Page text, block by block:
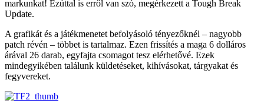
markunkat! Ezúttal is erről van szó, megérkezett a Tough Break
Update.
A grafikát és a játékmenetet befolyásoló tényezőknél – nagyobb
patch révén – többet is tartalmaz. Ezen frissítés a maga 6 dolláros
árával 26 darab, egyfajta csomagot tesz elérhetővé. Ezek
mindegyikében találunk küldetéseket, kihívásokat, tárgyakat és
fegyvereket.